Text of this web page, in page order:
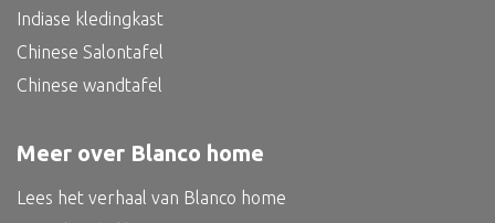
Kussen
Tapijt
Kelim
Alle bouwmateriaal
Indiase kledingkast
Chinese Salontafel
Chinese wandtafel
Meer over Blanco home
Lees het verhaal van Blanco home